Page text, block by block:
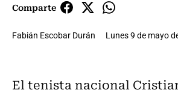
Comparte
Fabián Escobar Durán Lunes 9 de mayo
El tenista nacional